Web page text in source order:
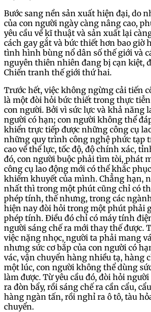
Bước sang nền sản xuất hiện đại, do
của con người ngày càng nâng cao,
yêu cầu về kĩ thuật và sản xuất lại
cách gay gắt và bức thiết hơn bao giờ
tình hình bùng nổ dân số thế giới và
nguyên thiên nhiên đang bị cạn kiệt,
Chiến tranh thế giới thứ hai.
Trước hết, việc không ngừng cải tiến
là một đòi hỏi bức thiết trong thực tiễn
con người. Bởi vì sức lực và khả năng
người có hạn; con người không thể
khiển trực tiếp được những công cụ
những quy trình công nghệ phức tạp
cao về thể lực, tốc độ, độ chính xác,
đó, con người buộc phải tìm tòi, phát
công cụ lao động mới có thể khắc
khiếm khuyết của mình. Chẳng hạn,
nhất thì trong một phút cũng chỉ có
phép tính, thế nhưng, trong các
hiện nay đòi hỏi trong một phút phải
phép tính. Điều đó chỉ có máy tính
người sáng chế ra mới thay thế được.
việc nặng nhọc, người ta phải mang
nhưng sức cơ bắp của con người có
vác, vận chuyển hàng nhiều tạ, hàng
một lúc, con người không thể dùng
làm được. Từ yêu cầu đó, đòi hỏi
ra đòn bẩy, rồi sáng chế ra cần cẩu,
hàng ngàn tấn, rồi nghỉ ra ô tô, tàu
chuyển.